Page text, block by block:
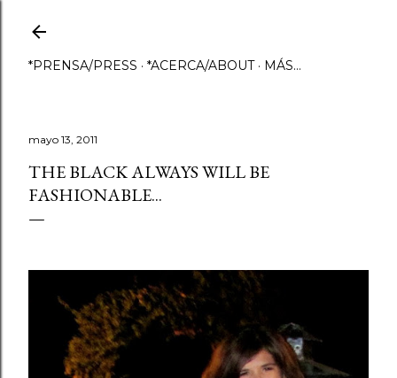
*PRENSA/PRESS *ACERCA/ABOUT MÁS…
mayo 13, 2011
THE BLACK ALWAYS WILL BE
FASHIONABLE...